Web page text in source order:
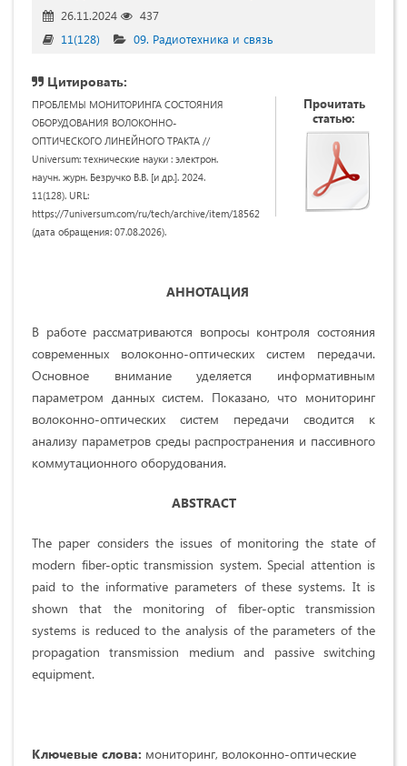
26.11.2024
437
11(128)
09. Радиотехника и связь
Цитировать:
ПРОБЛЕМЫ МОНИТОРИНГА СОСТОЯНИЯ
ОБОРУДОВАНИЯ ВОЛОКОННО-
ОПТИЧЕСКОГО ЛИНЕЙНОГО ТРАКТА //
Universum: технические науки : электрон.
научн. журн. Безручко В.В. [и др.]. 2024.
11(128). URL:
https://7universum.com/ru/tech/archive/item/18562
(дата обращения: 07.08.2026).
Прочитать
статью:
АННОТАЦИЯ
В работе рассматриваются вопросы контроля состояния
современных волоконно-оптических систем передачи.
Основное внимание уделяется информативным
параметром данных систем. Показано, что мониторинг
волоконно-оптических систем передачи сводится к
анализу параметров среды распространения и пассивного
коммутационного оборудования.
ABSTRACT
The paper considers the issues of monitoring the state of
modern fiber-optic transmission system. Special attention is
paid to the informative parameters of these systems. It is
shown that the monitoring of fiber-optic transmission
systems is reduced to the analysis of the parameters of the
propagation transmission medium and passive switching
equipment.
Ключевые слова: мониторинг, волоконно-оптические